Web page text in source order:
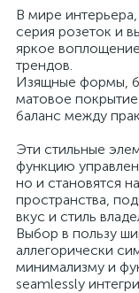
В мире
серия розеток и
яркое
трендов.
Изящные формы,
матовое
баланс между
Эти стильные
функцию
но и становятся
пространства,
вкус и стиль
Выбор в пользу
аллегорически
минимализму и
seamlessly